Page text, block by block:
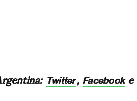
Twitter, Facebooke